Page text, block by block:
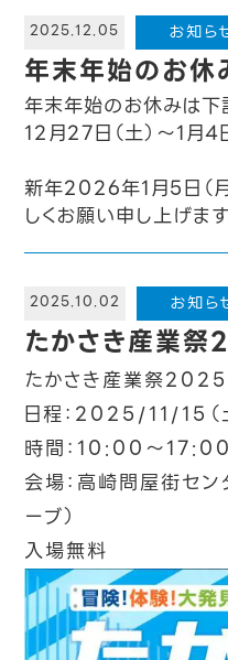
2025.12.05 お知ら
年末年始のお休
年末年始のお休みは下
12月27日（土）～1月4日
新年2026年1月5日（
しくお願い申し上げます
2025.10.02 お知ら
たかさき産業
たかさき産業祭
日程：2025/11/15（土
時間：10:00～
会場：高崎問屋街セン
ーブ）
入場無料